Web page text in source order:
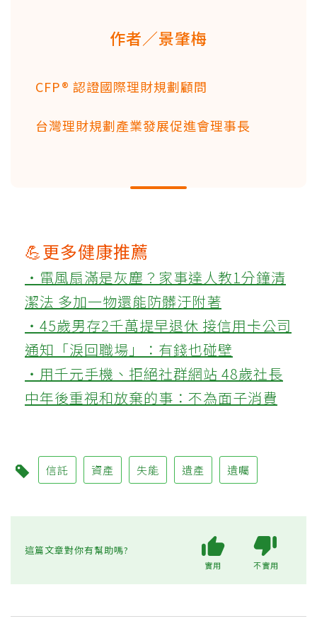
作者／景肇梅
CFP® 認證國際理財規劃顧問
台灣理財規劃產業發展促進會理事長
💪更多健康推薦
‧電風扇滿是灰塵？家事達人教1分鐘清
潔法 多加一物還能防髒汙附著
‧45歲男存2千萬提早退休 接信用卡公司
通知「淚回職場」：有錢也碰壁
‧用千元手機、拒絕社群網站 48歲社長
中年後重視和放棄的事：不為面子消費
信託 資產 失能 遺產 遺囑
這篇文章對你有幫助嗎?
實用 不實用